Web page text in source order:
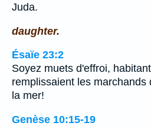
Juda.
daughter.
Ésaïe 23:2
Soyez muets d'effroi,
remplissaient les marchands
la mer!
Genèse 10:15-19